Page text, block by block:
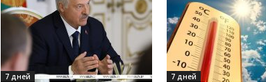
7 дней 7 дней